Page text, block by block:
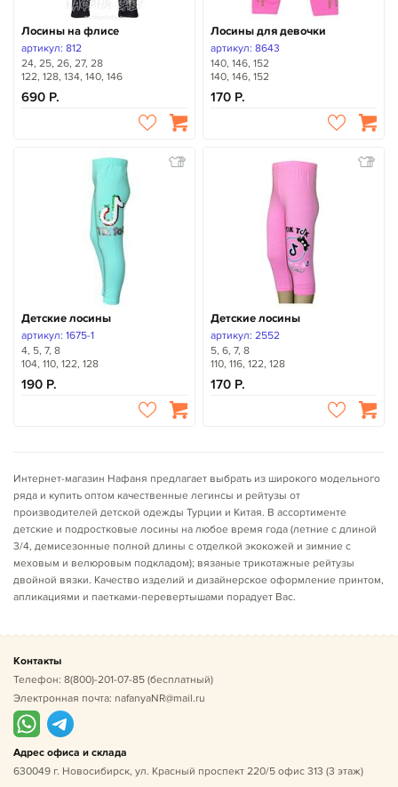
Лосины на флисе
артикул: 812
24, 25, 26, 27, 28
122, 128, 134, 140, 146
690
Лосины для девочки
артикул: 8643
140, 146, 152
140, 146, 152
170
Детские лосины
артикул: 1675-1
4, 5, 7, 8
104, 110, 122, 128
190
Детские лосины
артикул: 2552
5, 6, 7, 8
110, 116, 122, 128
170
Интернет-магазин Нафаня предлагает выбрать из широкого модельного
ряда и купить оптом качественные легинсы и рейтузы от
производителей детской одежды Турции и Китая. В ассортименте
детские и подростковые лосины на любое время года (летние с длиной
3/4, демисезонные полной длины с отделкой экокожей и зимние с
меховым и велюровым подкладом); вязаные трикотажные рейтузы
двойной вязки. Качество изделий и дизайнерское оформление принтом,
апликациями и паетками-перевертышами порадует Вас.
Контакты
Телефон: 8(800)-201-07-85 (бесплатный)
Электронная почта: nafanyaNR@mail.ru
Адрес офиса и склада
630049 г. Новосибирск, ул. Красный проспект 220/5 офис 313 (3 этаж)